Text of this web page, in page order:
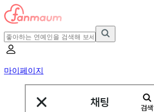
마이페이지